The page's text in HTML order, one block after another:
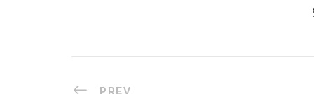
PREV